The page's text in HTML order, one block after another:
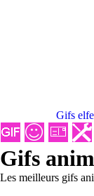
Gifs
Gifs
Les meilleurs gifs